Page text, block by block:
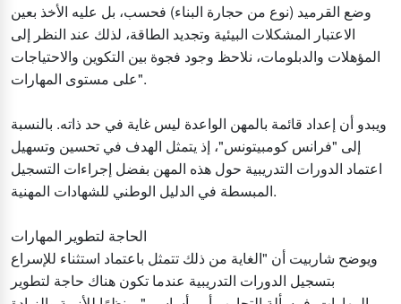
وضع القرميد (نوع من حجارة البناء) فحسب، بل عليه الأخذ بعين
الاعتبار المشكلات البيئية وتجديد الطاقة، لذلك عند النظر إلى
المؤهلات والدبلومات، نلاحظ وجود فجوة بين التكوين والاحتياجات
على مستوى المهارات".
ويبدو أن إعداد قائمة بالمهن الواعدة ليس غاية في حد ذاته. بالنسبة
إلى "فرانس كومبيتونس"، إذ يتمثل الهدف في تحسين وتسهيل
اعتماد الدورات التدريبية حول هذه المهن بفضل إجراءات التسجيل
المبسطة في الدليل الوطني للشهادات المهنية.
الحاجة لتطوير المهارات
ويوضح شاربيت أن "الغاية من ذلك تتمثل باعتماد استثناء للإسراع
بتسجيل الدورات التدريبية عندما تكون هناك حاجة لتطوير